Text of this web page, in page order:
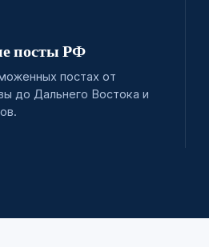
посты РФ
постах от
до Дальнего Востока и